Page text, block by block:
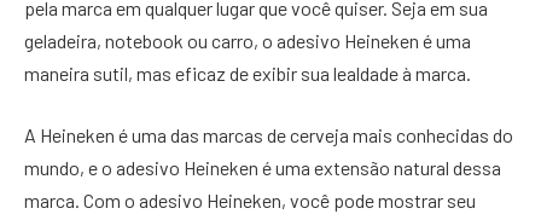
pela marca em qualquer lugar que você quiser. Seja em sua
geladeira, notebook ou carro, o adesivo Heineken é uma
maneira sutil, mas eficaz de exibir sua lealdade à marca.
A Heineken é uma das marcas de cerveja mais conhecidas do
mundo, e o adesivo Heineken é uma extensão natural dessa
marca. Com o adesivo Heineken, você pode mostrar seu